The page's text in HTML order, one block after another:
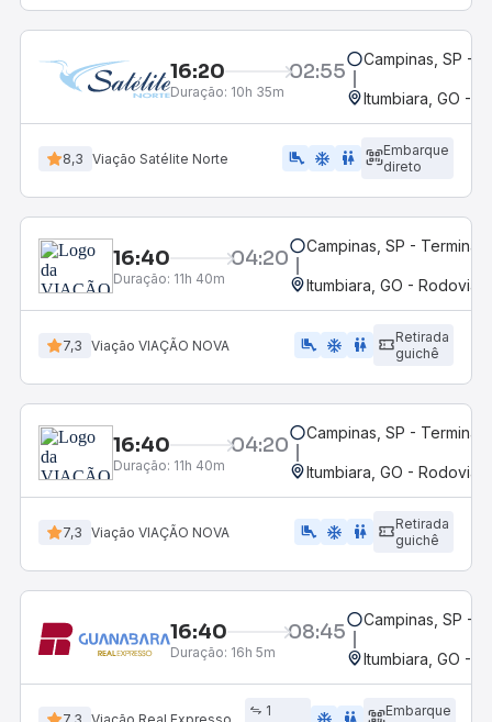
16:20 02:55
Duração: 10h 35m
Campinas, SP -
Itumbiara, GO -
8,3 Viação Satélite Norte airline_seat_legroom_extra ac_unit wc
Embarque
direto
16:40 04:20
Duração: 11h 40m
Campinas, SP -
Itumbiara, GO -
7,3 Viação VIAÇÃO NOVA airline_seat_legroom_extra ac_unit WC
Retirada
guichê
16:40 04:20
Duração: 11h 40m
Campinas, SP -
Itumbiara, GO -
7,3 Viação VIAÇÃO NOVA airline_seat_legroom_extra ac_unit wc
Retirada
guichê
16:40 08:45
Duração: 16h 5m
Campinas, SP -
Itumbiara, GO -
7,3 Viação Real Expresso
1
Embarque